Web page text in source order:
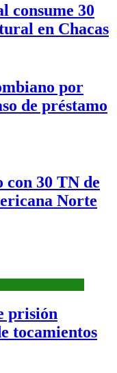
consume 30
en Chacas
por
de préstamo
30 TN de
Norte
prisión
tocamientos